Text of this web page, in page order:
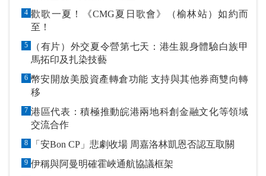
4 歡歌一夏！《CMG夏日歌會》（榆林站）如約而
至！
5
（有片）外交夏令營第七天：港生親身體驗白族甲
馬拓印及扎染技藝
6 幣安開放美股資產轉倉功能 支持與其他券商雙向轉
移
7 港區代表：積極推動皖港兩地科創金融文化等領域
交流合作
8 「安Bon CP」悲劇收場 周嘉洛林凱恩否認互取關
9 伊稱與阿曼明確霍峽通航協議框架